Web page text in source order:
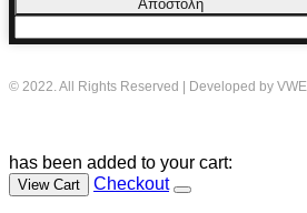
Αποστολή
© 2022. All Rights Reserved | Developed by
has been added to your cart:
View Cart Checkout